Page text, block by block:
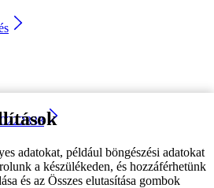
adatokat, például böngészési adatokat
a készülékeden, és hozzáférhetünk
és az Összes elutasítása gombok